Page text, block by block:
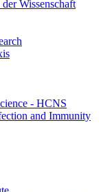
Wissenschaft
- HCNS
and Immunity